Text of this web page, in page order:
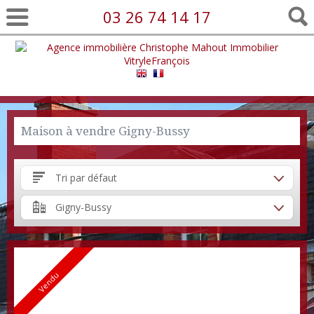
03 26 74 14 17
Maison à vendre Gigny-Bussy
Tri par défaut
Gigny-Bussy
Vendu